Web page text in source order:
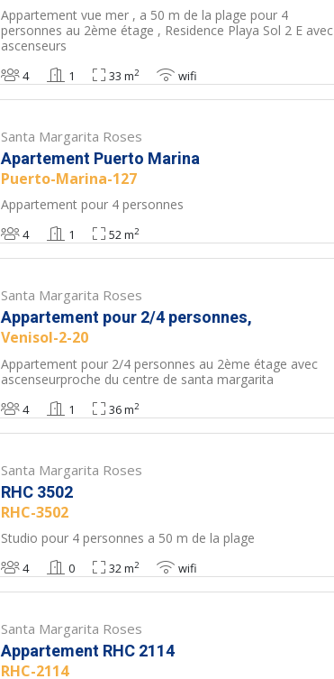
Appartement vue mer , a 50 m de la plage pour 4
personnes au 2ème étage , Residence Playa Sol 2 E avec
ascenseurs
4 1 33 m2 wifi
Santa Margarita Roses
Apartement Puerto Marina
Puerto-Marina-127
Appartement pour 4 personnes
4 1 52 m2
Santa Margarita Roses
Appartement pour 2/4 personnes,
Venisol-2-20
Appartement pour 2/4 personnes au 2ème étage avec
ascenseurproche du centre de santa margarita
4 1 36 m2
Santa Margarita Roses
RHC 3502
RHC-3502
Studio pour 4 personnes a 50 m de la plage
4 0 32 m2 wifi
Santa Margarita Roses
Appartement RHC 2114
RHC-2114